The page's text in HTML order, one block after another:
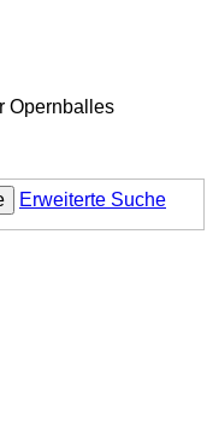
Opernballes
Erweiterte Suche